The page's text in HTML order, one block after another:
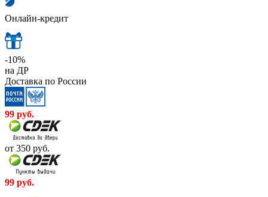
Онлайн-кредит
-10%
на ДР
Доставка по России
99 руб.
от 350 руб.
99 руб.